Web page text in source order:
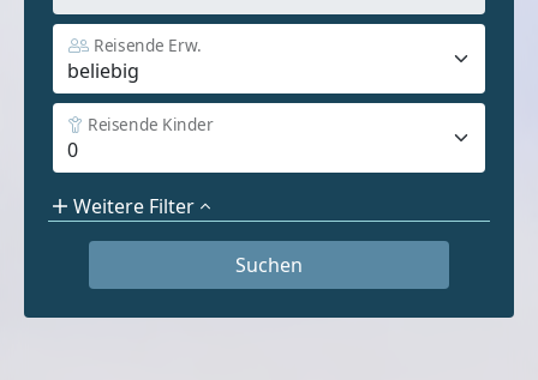
Reisende Erw.
Reisende Kinder
Weitere Filter